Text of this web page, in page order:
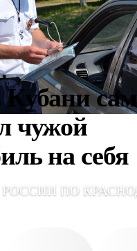
сам
чужой
на себя
РОССИИ ПО